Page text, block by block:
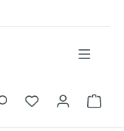
Du hast 0